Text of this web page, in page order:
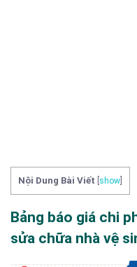
Nội Dung Bài Viết show
Bảng báo giá chi
sửa chữa nhà vệ